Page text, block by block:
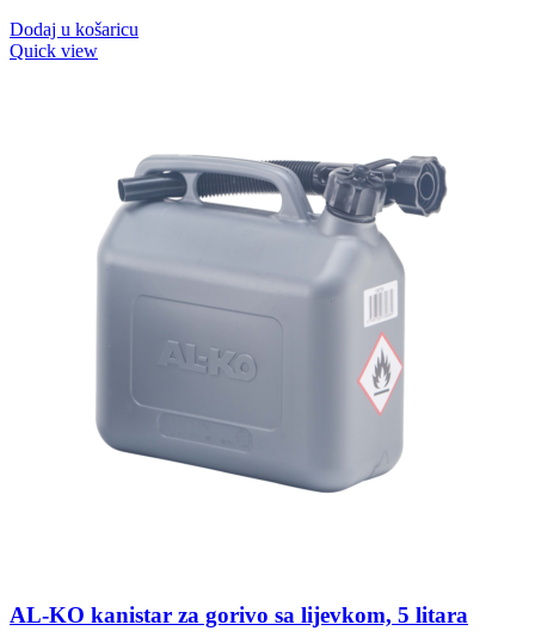
Dodaj u košaricu
Quick view
AL-KO kanistar za gorivo sa lijevkom, 5 litara